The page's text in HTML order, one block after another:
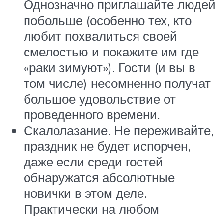
Однозначно приглашайте людей
побольше (особенно тех, кто
любит похвалиться своей
смелостью и покажите им где
«раки зимуют»). Гости (и вы в
том числе) несомненно получат
большое удовольствие от
проведенного времени.
Скалолазание. Не переживайте,
праздник не будет испорчен,
даже если среди гостей
обнаружатся абсолютные
новички в этом деле.
Практически на любом